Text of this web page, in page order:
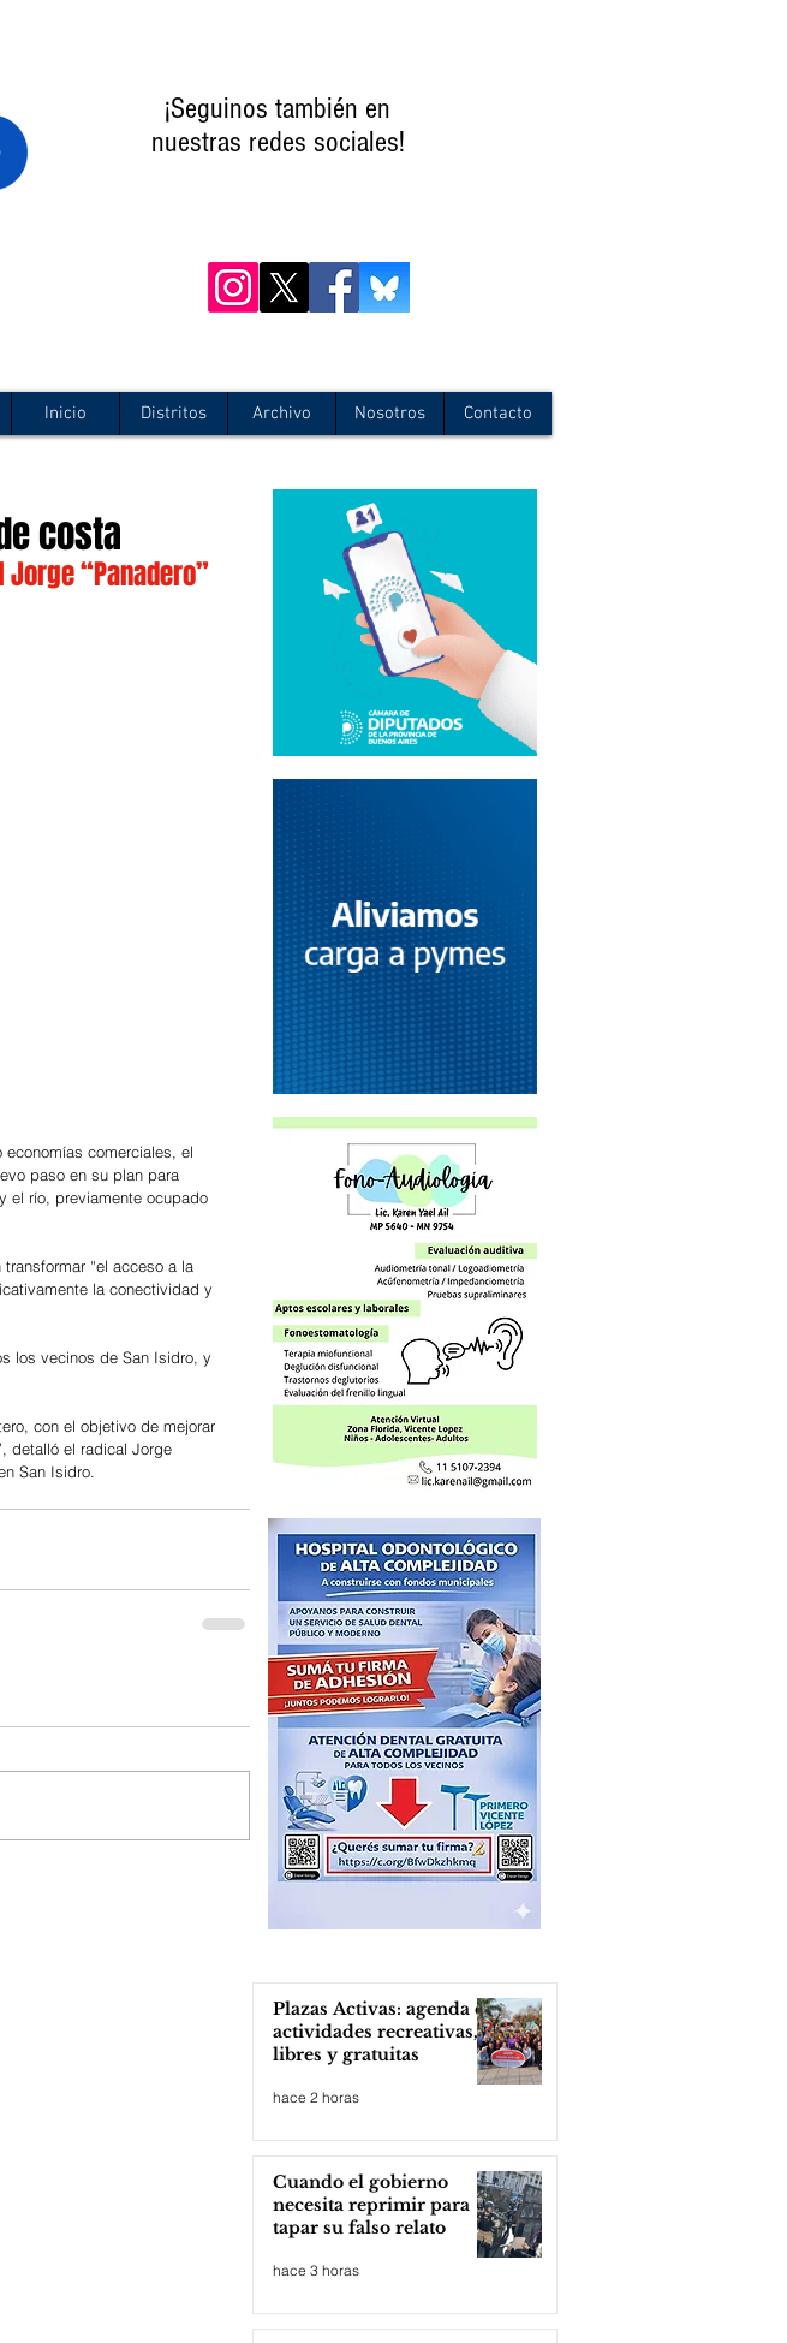
¡Seguinos también en
nuestras redes sociales!
Inicio Distritos Archivo Nosotros Contacto
costa
“Panadero”
comerciales, el
paso en su plan para
el río, previamente ocupado
“el acceso a la
la conectividad y
los vecinos de San Isidro, y
con el objetivo de mejorar
detalló el radical Jorge
San Isidro.
Plazas Activas: agenda de
actividades recreativas,
libres y gratuitas
hace 2 horas
Cuando el gobierno
necesita reprimir para
tapar su falso relato
hace 3 horas